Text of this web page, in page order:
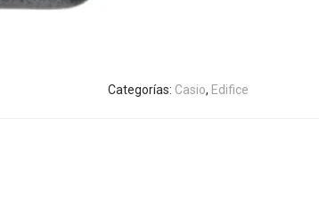
Categorías: Casio, Edifice